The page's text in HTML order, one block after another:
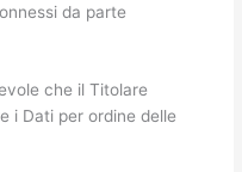
da parte
che il Titolare
i Dati per ordine delle